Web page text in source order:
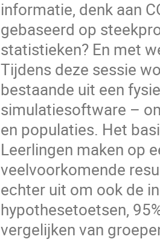
informatie, denk aan
gebaseerd op
statistieken? En met
Tijdens deze sessie
bestaande uit een
simulatiesoftware –
en populaties. Het
Leerlingen maken op
veelvoorkomende
echter uit om ook de
hypothesetoetsen,
vergelijken van